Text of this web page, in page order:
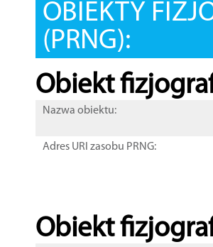
OBIEKTY
(PRNG):
Obiekt
Nazwa obiektu:
Adres URI zasobu PRNG:
Obiekt